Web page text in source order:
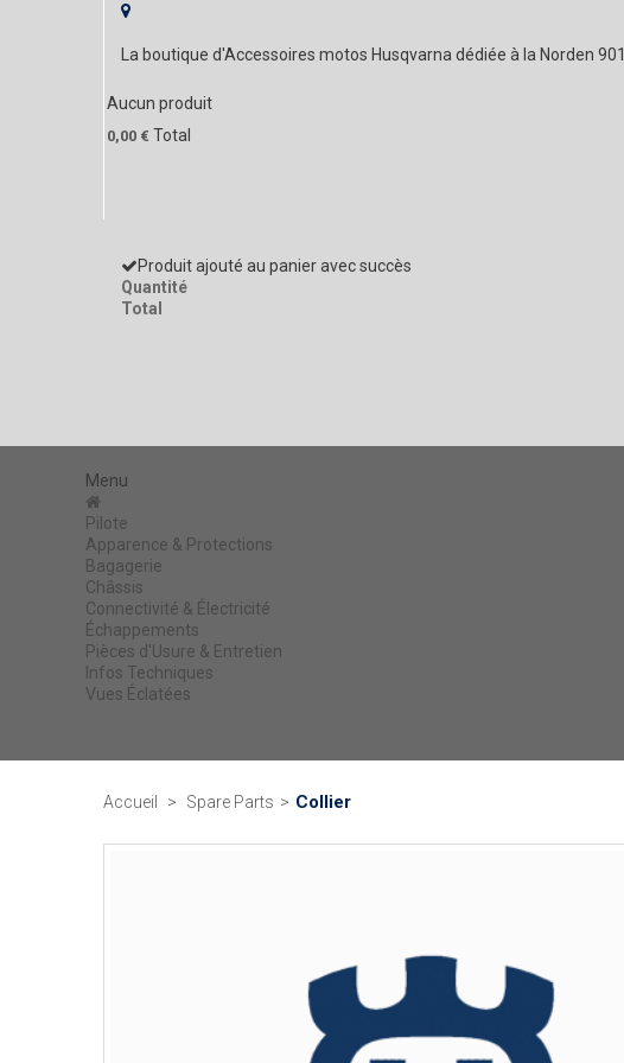
La boutique d'Accessoires motos Husqvarna dédiée à la Norden 901
Aucun produit
0,00 € Total
Produit ajouté au panier avec succès
Quantité
Total
Menu
Pilote
Apparence & Protections
Bagagerie
Châssis
Connectivité & Électricité
Échappements
Pièces d'Usure & Entretien
Infos Techniques
Vues Éclatées
Accueil > Spare Parts > Collier